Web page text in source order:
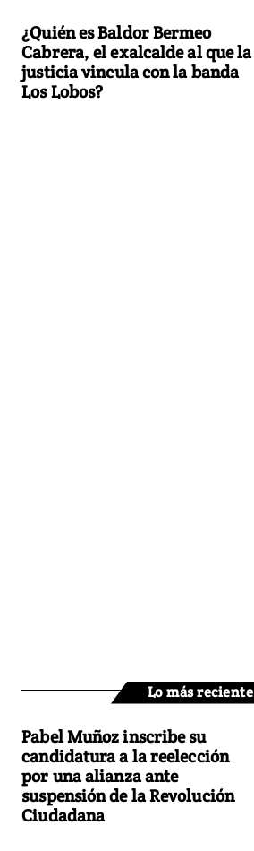
¿Quién es Baldor Bermeo
Cabrera, el exalcalde al que la
justicia vincula con la banda
Los Lobos?
Lo más reciente
Pabel Muñoz inscribe su
candidatura a la reelección
por una alianza ante
suspensión de la Revolución
Ciudadana